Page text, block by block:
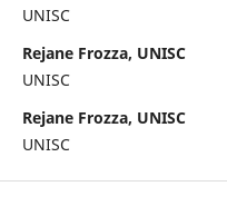
UNISC
Rejane Frozza, UNISC
UNISC
Rejane Frozza, UNISC
UNISC